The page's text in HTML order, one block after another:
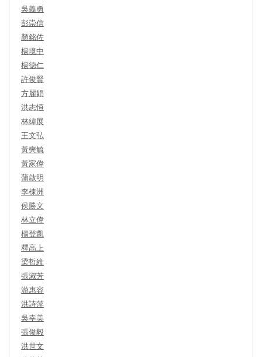
吳義勇
彭崇信
顏銘佐
楊境中
楊德仁
許俊賢
方麗娟
洪志恒
林緯展
王文弘
黃奭毓
黃家偉
蒲啟明
李棟洲
侯勝文
林立偉
楊登凱
釋高上
梁哲維
張淑芳
游惠容
洪詩萍
吳幸美
張俊毅
洪世文